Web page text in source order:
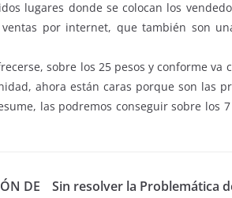
lugares donde se colocan los
por internet, que también son
sobre los 25 pesos y conforme va
ahora están caras porque son las
las podremos conseguir sobre los
DE
Sin resolver la Problemática